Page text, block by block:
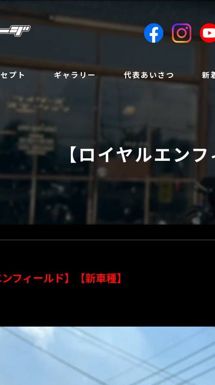
プト ギャラリー 代表あいさつ 新
【ロイヤルエン
ンフィールド】【新車種】